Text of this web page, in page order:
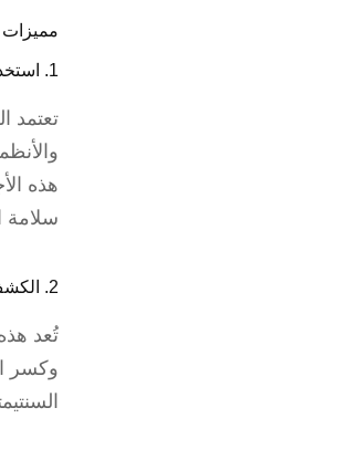
مميزات
1. استخدام أحدث التقنيات العالمية
تعتمد
هذه
سلامة
2. الكشف بدون تكسير
تُعد
وكسر